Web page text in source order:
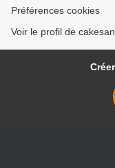
Préférences cookies
Voir le profil de